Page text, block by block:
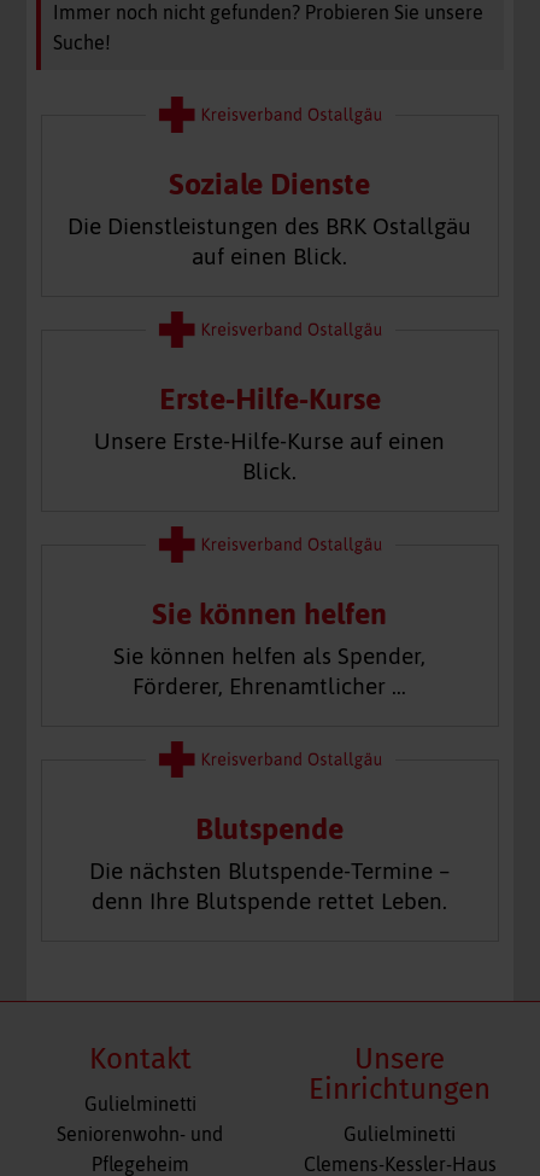
Immer noch nicht gefunden? Probieren Sie unsere
Suche!
Soziale Dienste
Die Dienstleistungen des BRK Ostallgäu
auf einen Blick.
Erste-Hilfe-Kurse
Unsere Erste-Hilfe-Kurse auf einen
Blick.
Sie können helfen
Sie können helfen als Spender,
Förderer, Ehrenamtlicher …
Blutspende
Die nächsten Blutspende-Termine –
denn Ihre Blutspende rettet Leben.
Kontakt
Gulielminetti
Seniorenwohn- und
Pflegeheim
Unsere
Einrichtungen
Navigation
überspringen
Gulielminetti
Clemens-Kessler-Haus